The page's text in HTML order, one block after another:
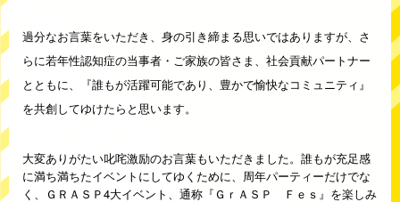
過分なお言葉をいただき、身の引き締まる思いではありますが、さ
らに若年性認知症の当事者・ご家族の皆さま、社会貢献パートナー
とともに、『誰もが活躍可能であり、豊かで愉快なコミュニティ』
を共創してゆけたらと思います。
大変ありがたい叱咤激励のお言葉もいただきました。誰もが充足感
に満ち満ちたイベントにしてゆくために、周年パーティーだけでな
く、ＧＲＡＳＰ4大イベント、通称『ＧｒＡＳＰ Ｆｅｓ』を楽しみ